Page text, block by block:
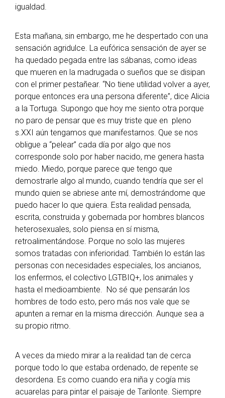
igualdad.
Esta mañana, sin embargo, me he despertado con una
sensación agridulce. La eufórica sensación de ayer se
ha quedado pegada entre las sábanas, como ideas
que mueren en la madrugada o sueños que se disipan
con el primer pestañear. “No tiene utilidad volver a ayer,
porque entonces era una persona diferente”, dice Alicia
a la Tortuga. Supongo que hoy me siento otra porque
no paro de pensar que es muy triste que en pleno
s.XXI aún tengamos que manifestarnos. Que se nos
obligue a “pelear” cada día por algo que nos
corresponde solo por haber nacido, me genera hasta
miedo. Miedo, porque parece que tengo que
demostrarle algo al mundo, cuando tendría que ser el
mundo quien se abriese ante mí, demostrándome que
puedo hacer lo que quiera. Esta realidad pensada,
escrita, construida y gobernada por hombres blancos
heterosexuales, solo piensa en sí misma,
retroalimentándose. Porque no solo las mujeres
somos tratadas con inferioridad. También lo están las
personas con necesidades especiales, los ancianos,
los enfermos, el colectivo LGTBIQ+, los animales y
hasta el medioambiente. No sé que pensarán los
hombres de todo esto, pero más nos vale que se
apunten a remar en la misma dirección. Aunque sea a
su propio ritmo.
A veces da miedo mirar a la realidad tan de cerca
porque todo lo que estaba ordenado, de repente se
desordena. Es como cuando era niña y cogía mis
acuarelas para pintar el paisaje de Tarilonte. Siempre